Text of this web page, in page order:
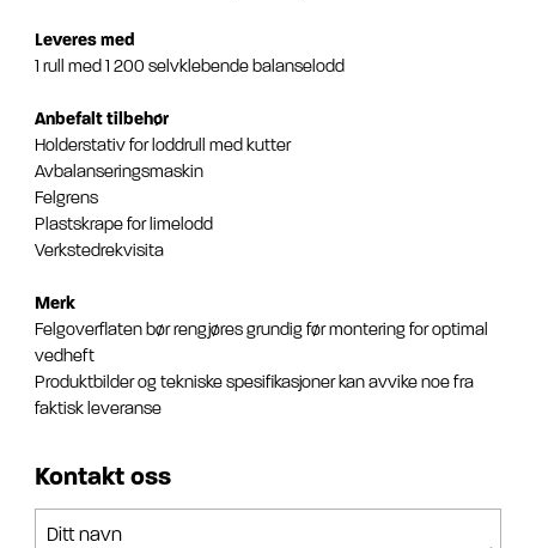
Leveres med
1 rull med 1 200 selvklebende balanselodd
Anbefalt tilbehør
Holderstativ for loddrull med kutter
Avbalanseringsmaskin
Felgrens
Plastskrape for limelodd
Verkstedrekvisita
Merk
Felgoverflaten bør rengjøres grundig før montering for optimal
vedheft
Produktbilder og tekniske spesifikasjoner kan avvike noe fra
faktisk leveranse
Kontakt oss
Ditt navn